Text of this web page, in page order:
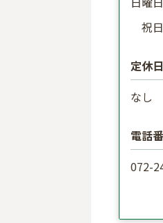
祝日
定休日
なし
電話
072-